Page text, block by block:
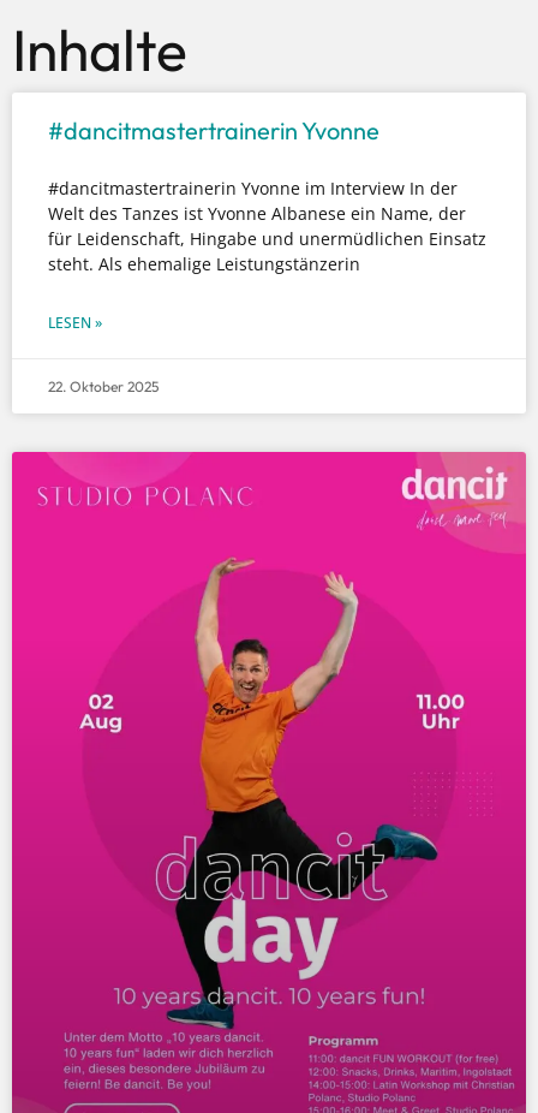
Inhalte
#dancitmastertrainerin Yvonne
#dancitmastertrainerin Yvonne im Interview In der
Welt des Tanzes ist Yvonne Albanese ein Name, der
für Leidenschaft, Hingabe und unermüdlichen Einsatz
steht. Als ehemalige Leistungstänzerin
LESEN »
22. Oktober 2025